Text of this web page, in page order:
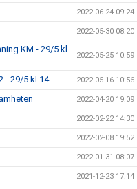
2022-06-24 09:24
2022-05-30 08:20
KM - 29/5 kl
2022-05-25 10:59
- 29/5 kl 14 2022-05-16 10:56
2022-04-20 19:09
2022-02-22 14:30
2022-02-08 19:52
2022-01-31 08:07
2021-12-23 17:14